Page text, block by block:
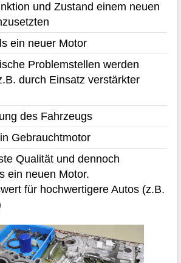
und Zustand einem neuen
ein neuer Motor
Problemstellen werden
durch Einsatz verstärkter
des Fahrzeugs
Gebrauchtmotor
Qualität und dennoch
ein neuen Motor.
für hochwertigere Autos (z.B.